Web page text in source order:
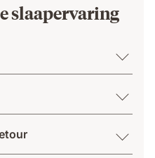
slaapervaring